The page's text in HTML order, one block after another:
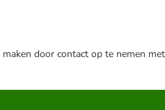
door contact op te nemen met